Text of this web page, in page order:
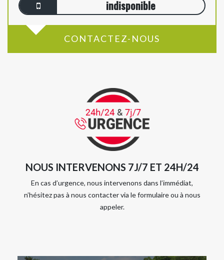
indisponible
CONTACTEZ-NOUS
NOUS INTERVENONS 7J/7 ET 24H/24
En cas d’urgence, nous intervenons dans l’immédiat,
n’hésitez pas à nous contacter via le formulaire ou à nous
appeler.